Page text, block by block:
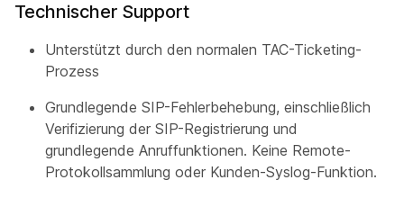
Technischer Support
Unterstützt durch den normalen TAC-Ticketing-
Prozess
Grundlegende SIP-Fehlerbehebung, einschließlich
Verifizierung der SIP-Registrierung und
grundlegende Anruffunktionen. Keine Remote-
Protokollsammlung oder Kunden-Syslog-Funktion.